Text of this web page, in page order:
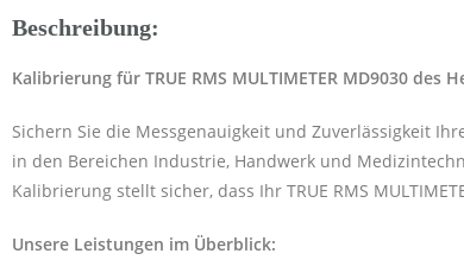
Beschreibung:
Kalibrierung für TRUE RMS MULTIMETER MD9030 des
Sichern Sie die Messgenauigkeit und Zuverlässigkeit
in den Bereichen Industrie, Handwerk und
Kalibrierung stellt sicher, dass Ihr TRUE RMS
Unsere Leistungen im Überblick: